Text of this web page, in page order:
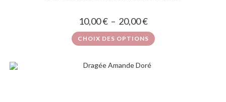
10,00€ – 20,00€
CHOIX DES OPTIONS